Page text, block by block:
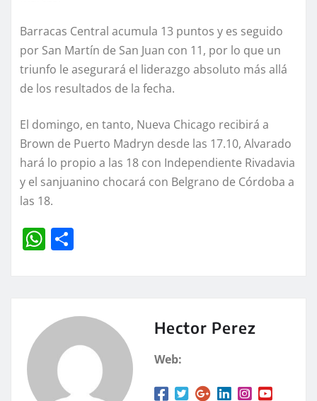
Barracas Central acumula 13 puntos y es seguido
por San Martín de San Juan con 11, por lo que un
triunfo le asegurará el liderazgo absoluto más allá
de los resultados de la fecha.
El domingo, en tanto, Nueva Chicago recibirá a
Brown de Puerto Madryn desde las 17.10, Alvarado
hará lo propio a las 18 con Independiente Rivadavia
y el sanjuanino chocará con Belgrano de Córdoba a
las 18.
W
A
p
rt
Hector Perez
Web: